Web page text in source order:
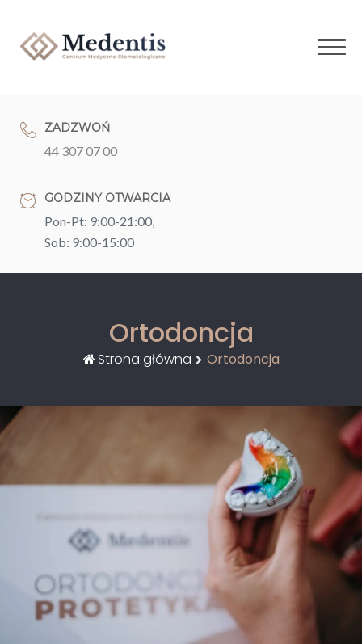
content
ZADZWOŃ
44 307 07 00
GODZINY OTWARCIA
Pon-Pt: 9:00-21:00,
Sob: 9:00-15:00
Ortodoncja
Strona główna Ortodoncja